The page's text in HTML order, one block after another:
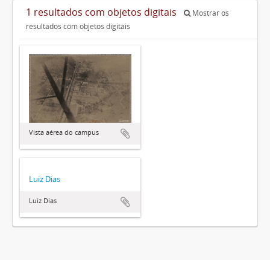
1 resultados com objetos digitais
Mostrar os
resultados com objetos digitais
Vista aérea do campus
Luiz Dias
Luiz Dias